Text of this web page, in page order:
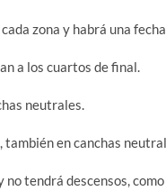
zona y habrá una
a los cuartos de final.
neutrales.
también en canchas
tendrá descensos,